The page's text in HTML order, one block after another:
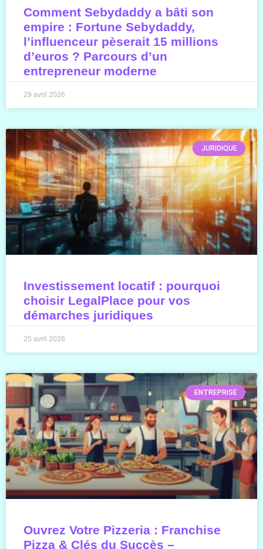
Comment Sebydaddy a bâti son
empire : Fortune Sebydaddy,
l’influenceur pèserait 15 millions
d’euros ? Parcours d’un
entrepreneur moderne
29 avril 2026
JURIDIQUE
Investissement locatif : pourquoi
choisir LegalPlace pour vos
démarches juridiques
25 avril 2026
ENTREPRISE
Ouvrez Votre Pizzeria : Franchise
Pizza & Clés du Succès –